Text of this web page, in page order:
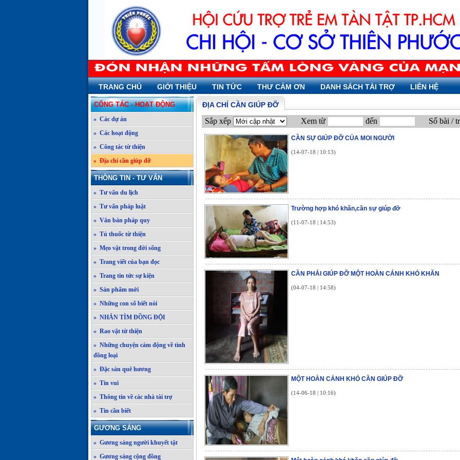
TRANG CHỦ GIỚI THIỆU TIN TỨC THƯ CẢM ƠN DANH SÁCH TÀI TRỢ LIÊN HỆ
CÔNG TÁC - HOẠT ĐỘNG
» Các dự án
» Các hoạt động
» Công tác từ thiện
» Địa chỉ cần giúp đỡ
THÔNG TIN - TƯ VẤN
» Tư vấn du lịch
» Tư vấn pháp luật
» Văn bản pháp quy
» Tủ thuốc từ thiện
» Mẹo vặt trong đời sống
» Trang viết của bạn đọc
» Trang tin tức sự kiện
» Sản phẩm mới
» Những con số biết nói
» NHẮN TÌM ĐỒNG ĐỘI
» Rao vặt từ thiện
» Những chuyện cảm động về tình
đồng loại
» Đặc sản quê hương
» Tin vui
» Thông tin về các nhà tài trợ
» Tin cần biết
GƯƠNG SÁNG
» Gương sáng người khuyết tật
» Gương sáng cộng đồng
ĐỊA CHỈ CẦN GIÚP ĐỠ
Sắp xếp Xem từ đến Số bài /
CẦN SỰ GIÚP ĐỠ CỦA MOI NGƯỜI
(14-07-18 | 10:13)
Trường hợp khó khăn,cần sự giúp đỡ
(11-07-18 | 14:53)
CẦN PHẢI GIÚP ĐỠ MỘT HOÀN CẢNH KHÓ KHĂN
(04-07-18 | 14:58)
MỘT HOÀN CẢNH KHÓ CẦN GIÚP ĐỠ
(14-06-18 | 10:16)